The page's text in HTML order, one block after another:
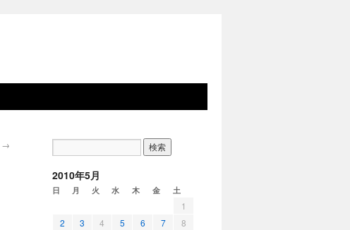
→
2010年5月
日 月 火 水 木 金 土
1
2
3 4 5 6 7
8